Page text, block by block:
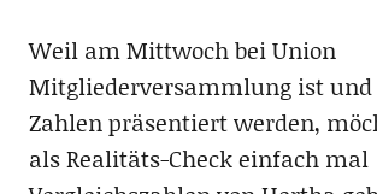
Weil am Mittwoch bei Union
Mitgliederversammlung ist
Zahlen präsentiert werden,
als Realitäts-Check einfach mal